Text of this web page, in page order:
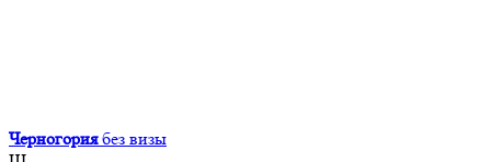
Черногория без визы